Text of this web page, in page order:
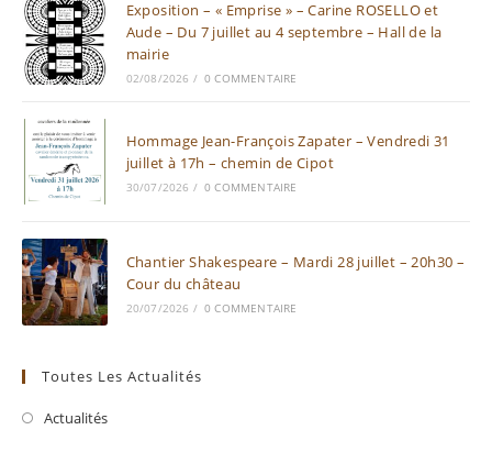
Exposition – « Emprise » – Carine ROSELLO et
Aude – Du 7 juillet au 4 septembre – Hall de la
mairie
02/08/2026 / 0 COMMENTAIRE
Hommage Jean-François Zapater – Vendredi 31
juillet à 17h – chemin de Cipot
30/07/2026 / 0 COMMENTAIRE
Chantier Shakespeare – Mardi 28 juillet – 20h30 –
Cour du château
20/07/2026 / 0 COMMENTAIRE
Toutes Les Actualités
Actualités